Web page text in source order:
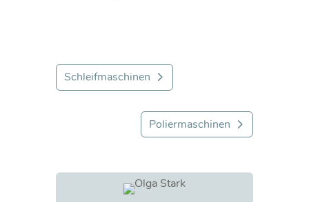
Schleifmaschinen
Poliermaschinen